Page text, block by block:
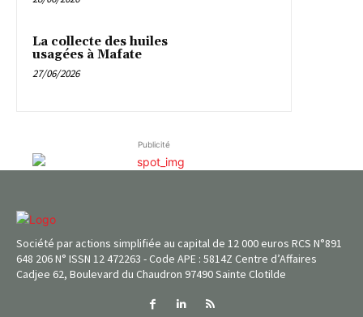
La collecte des huiles
usagées à Mafate
27/06/2026
Publicité
Société par actions simplifiée au capital de 12 000 euros RCS N°891
648 206 N° ISSN 12 472263 - Code APE : 5814Z Centre d’Affaires
Cadjee 62, Boulevard du Chaudron 97490 Sainte Clotilde